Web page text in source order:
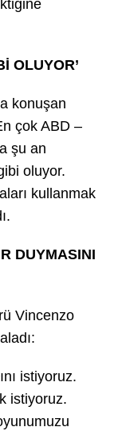
OLUYOR’
konuşan
çok ABD –
şu an
oluyor.
kullanmak
DUYMASINI
Vincenzo
istiyoruz.
istiyoruz.